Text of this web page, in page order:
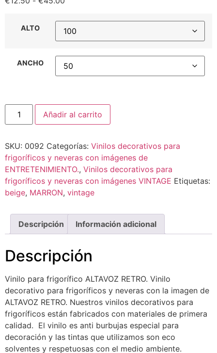
ALTO
ANCHO
Añadir al carrito
SKU: 0092 Categorías: Vinilos decorativos para
frigoríficos y neveras con imágenes de
ENTRETENIMIENTO., Vinilos decorativos para
frigoríficos y neveras con imágenes VINTAGE Etiquetas:
beige, MARRON, vintage
Descripción Información adicional
Descripción
Vinilo para frigorífico ALTAVOZ RETRO. Vinilo
decorativo para frigoríficos y neveras con la imagen de
ALTAVOZ RETRO. Nuestros vinilos decorativos para
frigoríficos están fabricados con materiales de primera
calidad. El vinilo es anti burbujas especial para
decoración y las tintas que utilizamos son eco
solventes y respetuosas con el medio ambiente.